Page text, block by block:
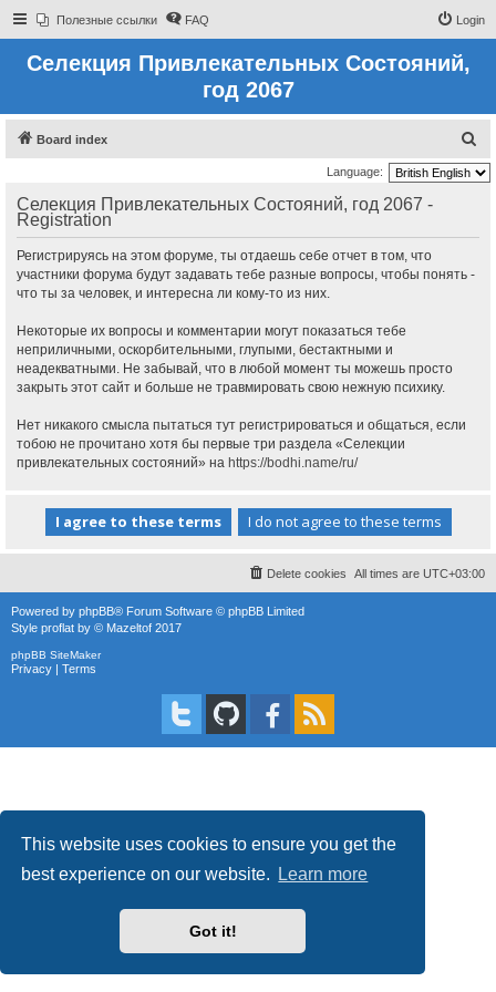
This website uses cookies to ensure you get the
best experience on our website.
Learn more
Got it!
Полезные ссылки FAQ Login
Селекция Привлекательных Состояний,
год 2067
Board index
e
Language:
Селекция Привлекательных Состояний, год 2067 -
Registration
Регистрируясь на этом форуме, ты отдаешь себе отчет в том, что
участники форума будут задавать тебе разные вопросы, чтобы понять -
что ты за человек, и интересна ли кому-то из них.
Некоторые их вопросы и комментарии могут показаться тебе
неприличными, оскорбительными, глупыми, бестактными и
неадекватными. Не забывай, что в любой момент ты можешь просто
закрыть этот сайт и больше не травмировать свою нежную психику.
Нет никакого смысла пытаться тут регистрироваться и общаться, если
тобою не прочитано хотя бы первые три раздела «Селекции
привлекательных состояний» на https://bodhi.name/ru/
All times are UTC+03:00
Delete cookies
Powered by phpBB® Forum Software © phpBB Limited
Style proflat by © Mazeltof 2017
phpBB SiteMaker
Privacy | Terms